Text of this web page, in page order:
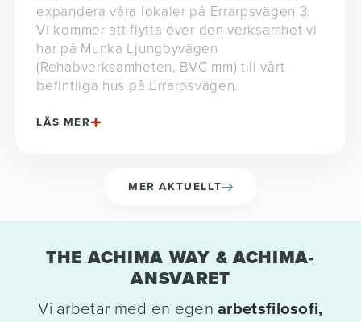
expandera våra lokaler på Errarpsvägen 3.
Vi kommer att flytta över den verksamhet vi
har på Munka Ljungbyvägen
(Rehabverksamheten, BVC mm) till vårt
befintliga hus på Errarpsvägen.
LÄS MER
MER AKTUELLT
THE ACHIMA WAY & ACHIMA-
ANSVARET
Vi arbetar med en egenarbetsfilosofi,